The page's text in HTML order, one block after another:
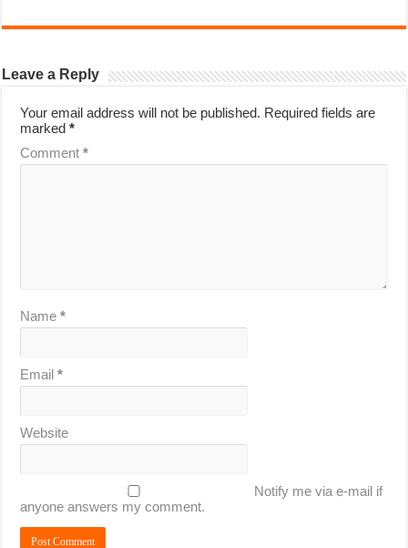
Leave a Reply
Your email address will not be published. Required fields are
marked*
Comment*
Name*
Email*
Website
Notify me via e-mail if
anyone answers my comment.